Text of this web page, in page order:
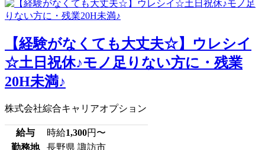
【経験がなくても大丈夫☆】ウレシイ
☆土日祝休♪モノ足りない方に・残業
20H未満♪
株式会社綜合キャリアオプション
給与 時給1,300円〜
勤務地
長野県 諏訪市